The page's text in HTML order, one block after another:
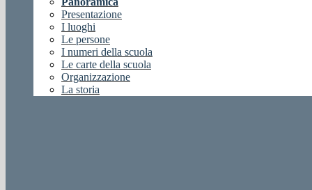
Presentazione
I luoghi
Le persone
I numeri della scuola
Le carte della scuola
Organizzazione
La storia